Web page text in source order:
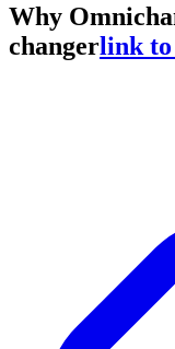
Why
changerlink to